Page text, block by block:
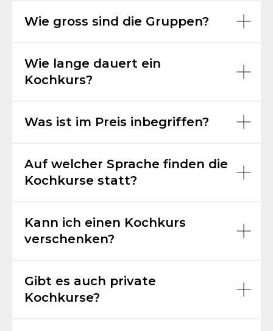
Wie gross sind die Gruppen?
Wie lange dauert ein
Kochkurs?
Was ist im Preis inbegriffen?
Auf welcher Sprache finden die
Kochkurse statt?
Kann ich einen Kochkurs
verschenken?
Gibt es auch private
Kochkurse?